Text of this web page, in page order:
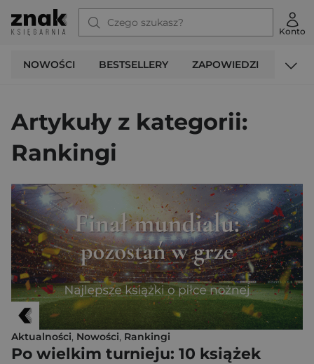
Konto
NOWOŚCI BESTSELLERY ZAPOWIEDZI
Artykuły z kategorii:
Rankingi
Aktualności, Nowości, Rankingi
Po wielkim turnieju: 10 książek